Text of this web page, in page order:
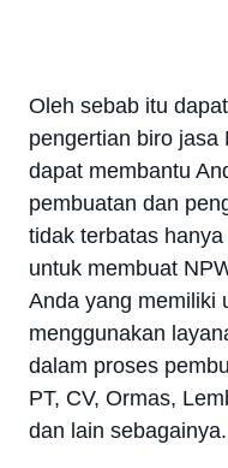
Oleh sebab itu
pengertian biro jasa
dapat membantu
pembuatan dan
tidak terbatas
untuk membuat
Anda yang memiliki
menggunakan
dalam proses
PT, CV, Ormas,
dan lain sebagainya.